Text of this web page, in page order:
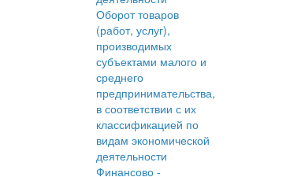
Оборот товаров
(работ, услуг),
производимых
субъектами малого и
среднего
предпринимательства,
в соответствии с их
классификацией по
видам экономической
деятельности
Финансово -